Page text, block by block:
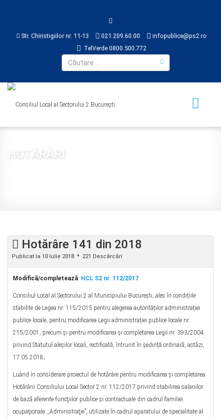
Str. Chiristigiilor nr. 11-13 021.209.60.00
infopublice@ps2.ro
TelVerde 0800.500.772
HOTĂRÂRI
Hotărâre 141 din 2018
Publicat la 10 Iulie 2018 221 Descărcări
Modifică/completează HCL S2 nr. 112/2017
Consiliul Local al Sectorului 2 al Municipiului București, ales în condițiile
stabilite de Legea nr. 115/2015 pentru alegerea autorităților administrației
publice locale, pentru modificarea Legii administrației publice locale nr.
215/2001, precum şi pentru modificarea şi completarea Legii nr. 393/2004
privind Statutul aleșilor locali, rectificată, întrunit în ședință ordinară, astăzi,
17.05.2018;
Luând în considerare proiectul de hotărâre pentru modificarea şi completarea
Hotărârii Consiliului Local Sector 2 nr. 112/2017 privind stabilirea salariilor
de bază aferente funcţiilor publice şi contractuale din cadrul familiei
ocupaţionale ,,Administraţie”, utilizate în cadrul aparatului de specialitate al